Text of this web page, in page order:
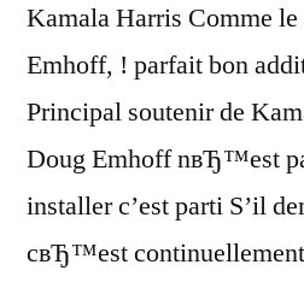
Kamala Harris Comme
Emhoff, ! parfait bon
Principal soutenir de
Doug Emhoff nвЂ™est
installer c’est parti S’il
cвЂ™est